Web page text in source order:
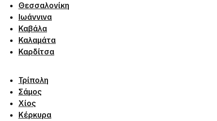
Θεσσαλονίκη
Ιωάννινα
Καβάλα
Καλαμάτα
Καρδίτσα
Τρίπολη
Σάμος
Χίος
Κέρκυρα